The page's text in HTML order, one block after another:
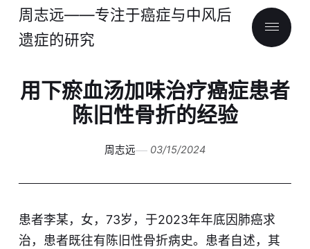
周志远——专注于癌症与中风后
遗症的研究
用下瘀血汤加味治疗癌症患者
陈旧性骨折的经验
周志远 03/15/2024
患者李某，女，73岁，于2023年年底因肺癌求
治，患者既往有陈旧性骨折病史。患者自述，其